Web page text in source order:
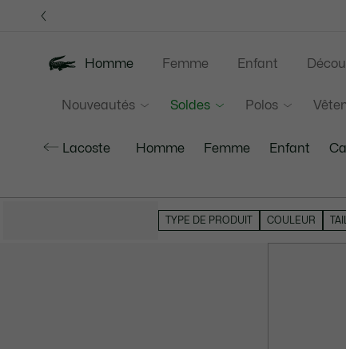
d’information
Homme
Nouveautés Soldes Polos
Femme Enfant
Lacoste Homme Femme Enfant
TYPE DE PRODUIT COULEUR